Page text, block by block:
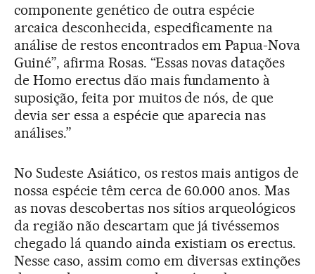
componente genético de outra espécie
arcaica desconhecida, especificamente na
análise de restos encontrados em Papua-Nova
Guiné”, afirma Rosas. “Essas novas datações
de Homo erectus dão mais fundamento à
suposição, feita por muitos de nós, de que
devia ser essa a espécie que aparecia nas
análises.”
No Sudeste Asiático, os restos mais antigos de
nossa espécie têm cerca de 60.000 anos. Mas
as novas descobertas nos sítios arqueológicos
da região não descartam que já tivéssemos
chegado lá quando ainda existiam os erectus.
Nesse caso, assim como em diversas extinções